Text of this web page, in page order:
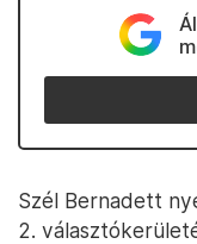
Szél Bernadett
2.